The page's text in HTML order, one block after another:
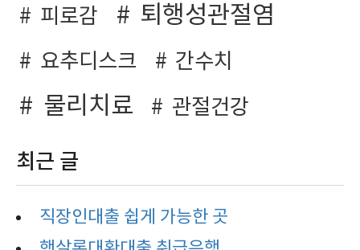
피로감 퇴행성관절염
요추디스크 간수치
물리치료 관절건강
최근 글
직장인대출 쉽게 가능한 곳